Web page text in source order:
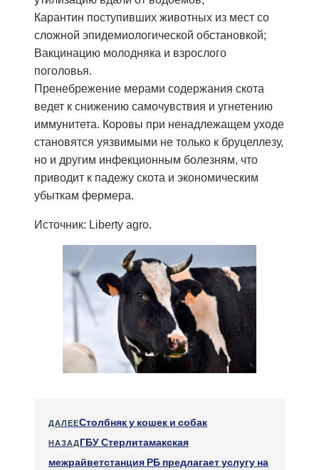
Карантин поступивших животных из мест со
сложной эпидемиологической обстановкой;
Вакцинацию молодняка и взрослого
поголовья.
Пренебрежение мерами содержания скота
ведет к снижению самочувствия и угнетению
иммунитета. Коровы при ненадлежащем уходе
становятся уязвимыми не только к бруцеллезу,
но и другим инфекционным болезням, что
приводит к падежу скота и экономическим
убыткам фермера.
Источник: Liberty agro.
ДАЛЕЕСтолбняк у кошек и собак
НАЗАДГБУ Стерлитамакская
межрайветстанция РБ предлагает услугу на